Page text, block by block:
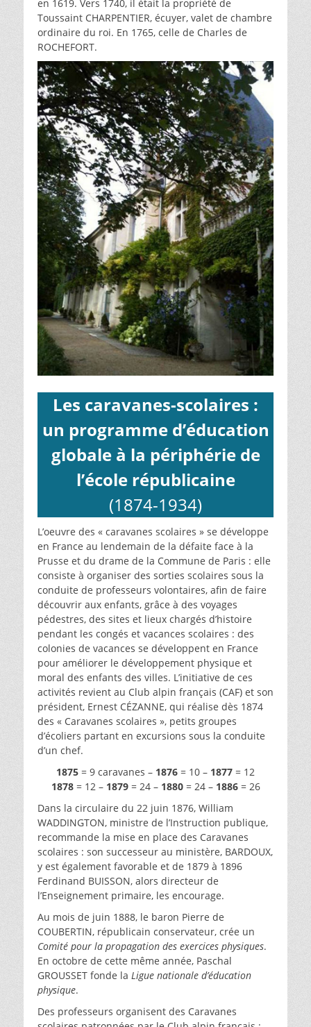
en 1619. Vers 1740, il était la propriété de
Toussaint CHARPENTIER, écuyer, valet de chambre
ordinaire du roi. En 1765, celle de Charles de
ROCHEFORT.
Les caravanes-scolaires :
un programme d’éducation
globale à la périphérie de
l’école républicaine
(1874-1934)
L’oeuvre des « caravanes scolaires » se développe
en France au lendemain de la défaite face à la
Prusse et du drame de la Commune de Paris : elle
consiste à organiser des sorties scolaires sous la
conduite de professeurs volontaires, afin de faire
découvrir aux enfants, grâce à des voyages
pédestres, des sites et lieux chargés d’histoire
pendant les congés et vacances scolaires : des
colonies de vacances se développent en France
pour améliorer le développement physique et
moral des enfants des villes. L’initiative de ces
activités revient au Club alpin français (CAF) et son
président, Ernest CÉZANNE, qui réalise dès 1874
des « Caravanes scolaires », petits groupes
d’écoliers partant en excursions sous la conduite
d’un chef.
1875 = 9 caravanes – 1876 = 10 – 1877 = 12
1878 = 12 – 1879 = 24 – 1880 = 24 – 1886 = 26
Dans la circulaire du 22 juin 1876, William
WADDINGTON, ministre de l’Instruction publique,
recommande la mise en place des Caravanes
scolaires : son successeur au ministère, BARDOUX,
y est également favorable et de 1879 à 1896
Ferdinand BUISSON, alors directeur de
l’Enseignement primaire, les encourage.
Au mois de juin 1888, le baron Pierre de
COUBERTIN, républicain conservateur, crée un
Comité pour la propagation des exercices physiques.
En octobre de cette même année, Paschal
GROUSSET fonde la Ligue nationale d’éducation
physique.
Des professeurs organisent des Caravanes